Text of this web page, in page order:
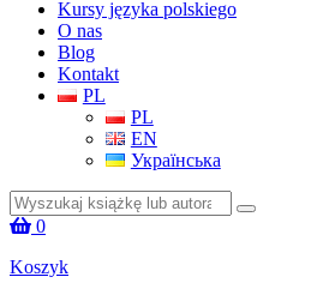
Kursy języka polskiego
O nas
Blog
Kontakt
PL
PL
EN
Українська
Szukaj:
0
Koszyk